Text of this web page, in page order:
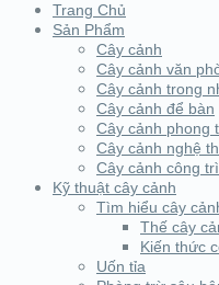
Trang Chủ
Sản Phẩm
Cây cảnh
Cây cảnh văn
Cây cảnh trong
Cây cảnh để bàn
Cây cảnh phong
Cây cảnh nghệ
Cây cảnh công
Kỹ thuật cây cảnh
Tìm hiểu cây
Thế cây
Kiến thức
Uốn tỉa